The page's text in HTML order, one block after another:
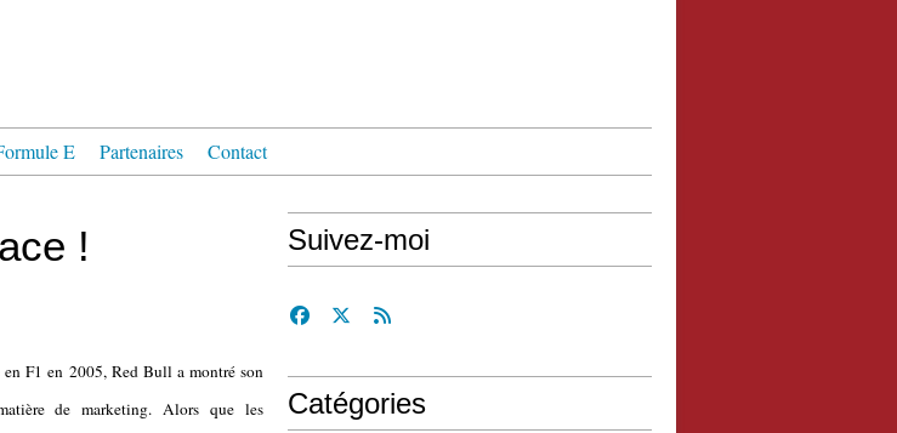
E Partenaires Contact
!
F1 en 2005, Red Bull a montré son
de marketing. Alors que les
Suivez-moi
Catégories